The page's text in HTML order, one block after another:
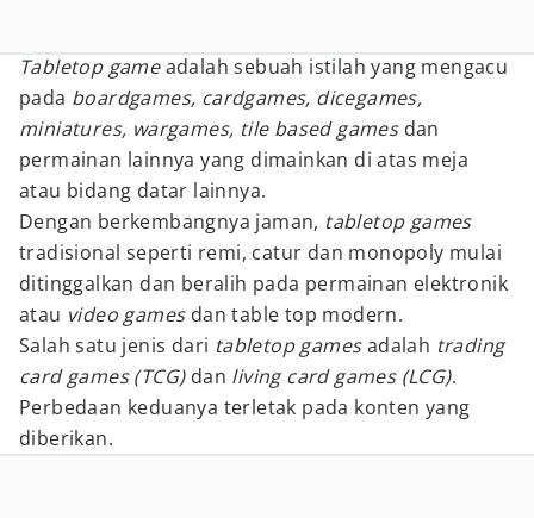
Tabletop gameadalah sebuah istilah yang mengacu
pada boardgames, cardgames, dicegames,
miniatures, wargames, tile based gamesdan
permainan lainnya yang dimainkan di atas meja
atau bidang datar lainnya.
Dengan berkembangnya jaman, tabletop games
tradisional seperti remi, catur dan monopoly mulai
ditinggalkan dan beralih pada permainan elektronik
atau video gamesdan table top modern.
Salah satu jenis dari tabletop gamesadalah trading
card games (TCG)dan living card games (LCG).
Perbedaan keduanya terletak pada konten yang
diberikan.